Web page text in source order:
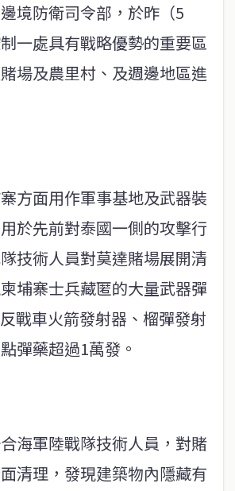
境防衛司令部，於昨（5
一處具有戰略優勢的重要區
場及農里村、及週邊地區進
方面用作軍事基地及武器裝
於先前對泰國一側的攻擊行
技術人員對莫達賭場展開清
埔寨士兵藏匿的大量武器彈
戰車火箭發射器、榴彈發射
彈藥超過1萬發。
海軍陸戰隊技術人員，對賭
清理，發現建築物內隱藏有